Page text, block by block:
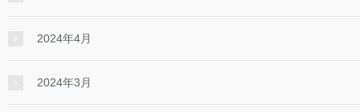
2024年4月
2024年3月